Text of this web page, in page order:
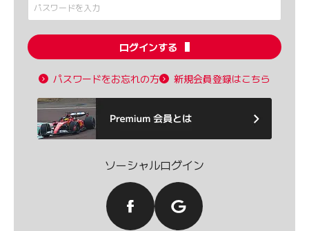
ログインする
パスワードをお忘れの方 新規会員登録はこちら
ソーシャルログイン